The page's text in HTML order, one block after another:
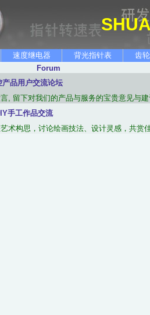
速度继电器 背光指针表
齿
Forum
产品用户交流论坛
, 留下对我们的产品与服务的宝贵意见与
手工作品交流
术构思，讨论绘画技法、设计灵感，共